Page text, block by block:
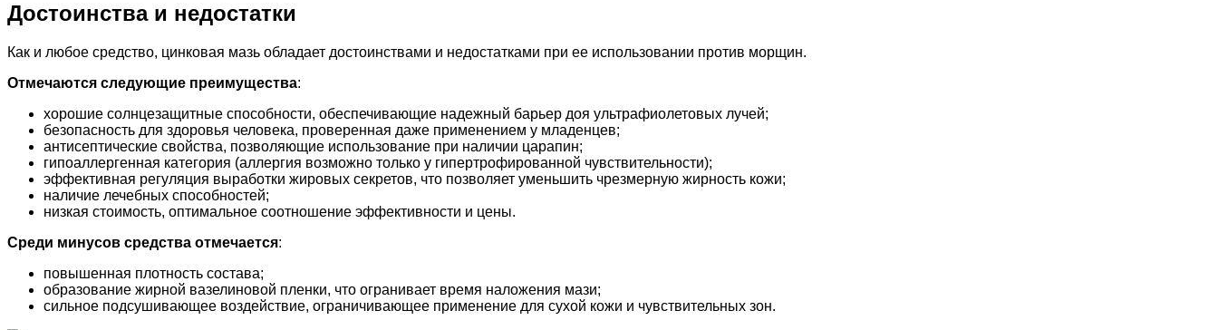
Достоинства и недостатки
Как и любое средство, цинковая мазь обладает достоинствами и недостатками при ее использовании против морщин.
Отмечаются следующие преимущества:
хорошие солнцезащитные способности, обеспечивающие надежный барьер доя ультрафиолетовых лучей;
безопасность для здоровья человека, проверенная даже применением у младенцев;
антисептические свойства, позволяющие использование при наличии царапин;
гипоаллергенная категория (аллергия возможно только у гипертрофированной чувствительности);
эффективная регуляция выработки жировых секретов, что позволяет уменьшить чрезмерную жирность кожи;
наличие лечебных способностей;
низкая стоимость, оптимальное соотношение эффективности и цены.
Среди минусов средства отмечается:
повышенная плотность состава;
образование жирной вазелиновой пленки, что огранивает время наложения мази;
сильное подсушивающее воздействие, ограничивающее применение для сухой кожи и чувствительных зон.